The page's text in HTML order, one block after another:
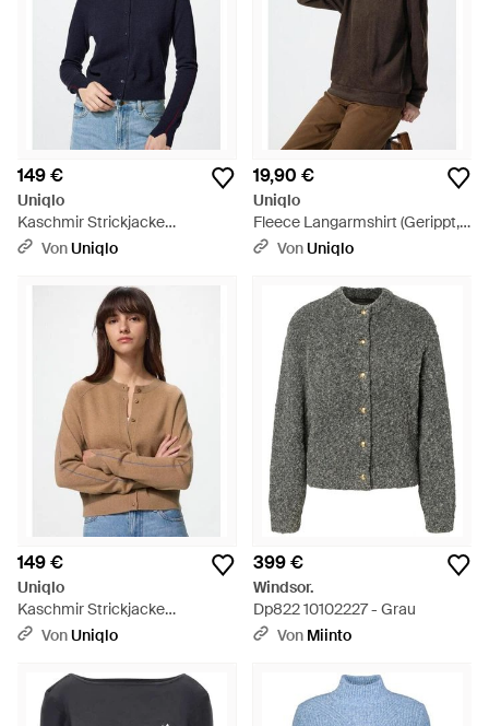
149 €
Uniqlo
Kaschmir Strickjacke
(Rundhals) - Blau
VonUniqlo
19,90 €
Uniqlo
Fleece Langarmshirt (Gerippt,
V-Ausschnitt) - Schwarz
VonUniqlo
149 €
Uniqlo
Kaschmir Strickjacke
(Rundhals) - Natur
VonUniqlo
399 €
Windsor.
Dp822 10102227 - Grau
Von Miinto